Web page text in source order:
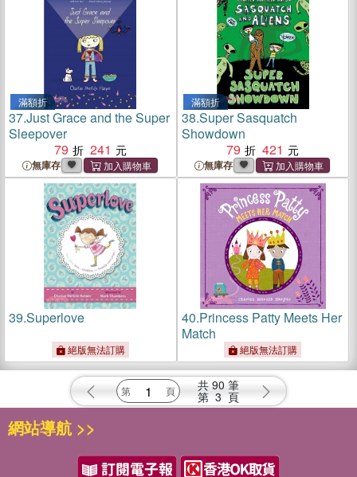
滿額折
37.Just Grace and the Super
Sleepover
79
241
無庫存
滿額折
38.Super Sasquatch
Showdown
79
421
無庫存
39.Superlove
絕版無法訂購
40.Princess Patty Meets Her
Match
絕版無法訂購
共 90 筆
第 3 頁
網站導航 >>